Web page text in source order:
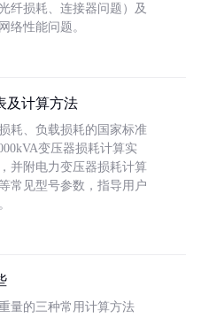
纤损耗、连接器问题）及
络性能问题。
及计算方法
耗、负载损耗的国家标准
变压器损耗计算实
并附电力变压器损耗计算
常见型号参数，指导用户
量的三种常用计算方法